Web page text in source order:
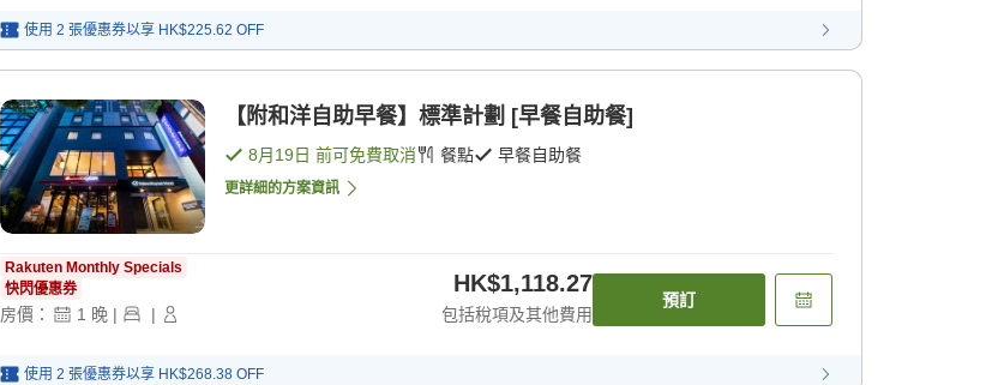
使用 2 張優惠券以享 HK$225.62 OFF
【附和洋自助早餐】標準計劃 [早餐自助餐]
8月19日 前可免費取消 餐點 早餐自助餐
更詳細的方案資訊
Rakuten Monthly Specials
快閃優惠券
房價： 1 晚 | |
HK$1,118.27
包括稅項及其他費用
預訂
使用 2 張優惠券以享 HK$268.38 OFF